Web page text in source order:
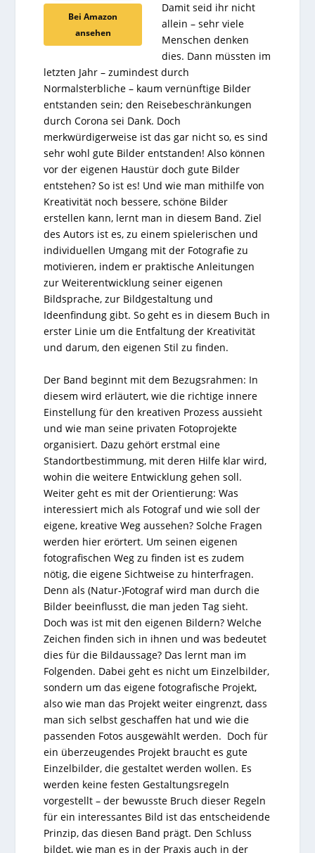
Bei Amazon
ansehen
Damit seid ihr nicht
allein – sehr viele
Menschen denken
dies. Dann müssten im
letzten Jahr – zumindest durch
Normalsterbliche – kaum vernünftige Bilder
entstanden sein; den Reisebeschränkungen
durch Corona sei Dank. Doch
merkwürdigerweise ist das gar nicht so, es sind
sehr wohl gute Bilder entstanden! Also können
vor der eigenen Haustür doch gute Bilder
entstehen? So ist es! Und wie man mithilfe von
Kreativität noch bessere, schöne Bilder
erstellen kann, lernt man in diesem Band. Ziel
des Autors ist es, zu einem spielerischen und
individuellen Umgang mit der Fotografie zu
motivieren, indem er praktische Anleitungen
zur Weiterentwicklung seiner eigenen
Bildsprache, zur Bildgestaltung und
Ideenfindung gibt. So geht es in diesem Buch in
erster Linie um die Entfaltung der Kreativität
und darum, den eigenen Stil zu finden.
Der Band beginnt mit dem Bezugsrahmen: In
diesem wird erläutert, wie die richtige innere
Einstellung für den kreativen Prozess aussieht
und wie man seine privaten Fotoprojekte
organisiert. Dazu gehört erstmal eine
Standortbestimmung, mit deren Hilfe klar wird,
wohin die weitere Entwicklung gehen soll.
Weiter geht es mit der Orientierung: Was
interessiert mich als Fotograf und wie soll der
eigene, kreative Weg aussehen? Solche Fragen
werden hier erörtert. Um seinen eigenen
fotografischen Weg zu finden ist es zudem
nötig, die eigene Sichtweise zu hinterfragen.
Denn als (Natur-)Fotograf wird man durch die
Bilder beeinflusst, die man jeden Tag sieht.
Doch was ist mit den eigenen Bildern? Welche
Zeichen finden sich in ihnen und was bedeutet
dies für die Bildaussage? Das lernt man im
Folgenden. Dabei geht es nicht um Einzelbilder,
sondern um das eigene fotografische Projekt,
also wie man das Projekt weiter eingrenzt, dass
man sich selbst geschaffen hat und wie die
passenden Fotos ausgewählt werden. Doch für
ein überzeugendes Projekt braucht es gute
Einzelbilder, die gestaltet werden wollen. Es
werden keine festen Gestaltungsregeln
vorgestellt – der bewusste Bruch dieser Regeln
für ein interessantes Bild ist das entscheidende
Prinzip, das diesen Band prägt. Den Schluss
bildet, wie man es in der Praxis auch in der